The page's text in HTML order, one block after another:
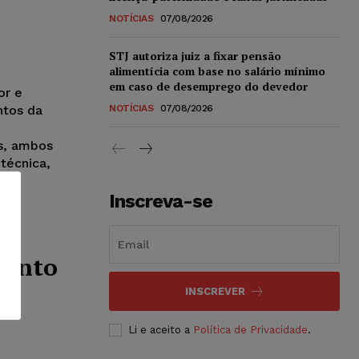
e
da
ambos
NOTÍCIAS 07/08/2026
STJ autoriza juiz a fixar pensão
alimentícia com base no salário mínimo
em caso de desemprego do devedor
NOTÍCIAS 07/08/2026
Inscreva-se
INSCREVER
Li e aceito a Política de Privacidade.